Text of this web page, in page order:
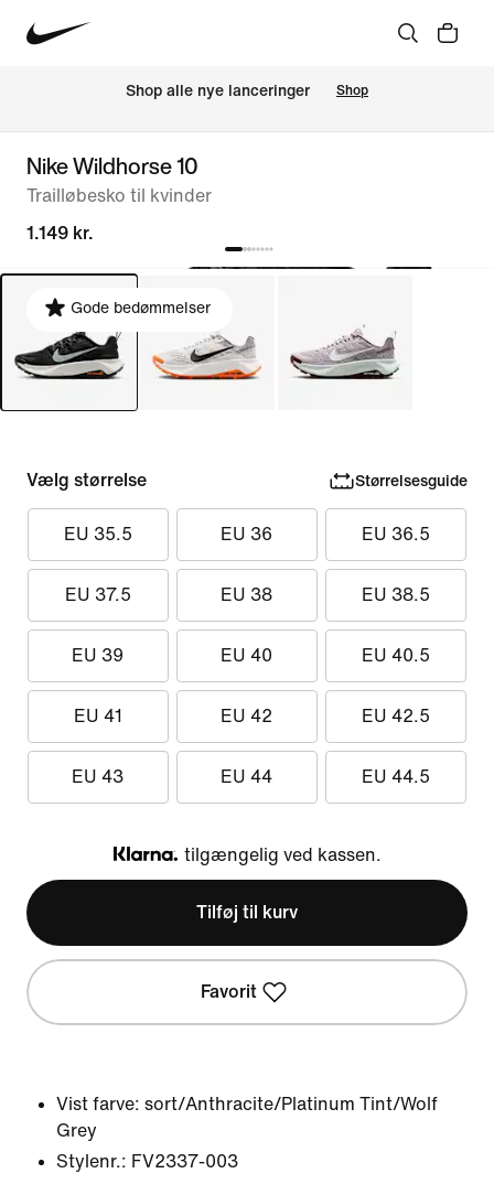
Shop alle nye lanceringer Shop
Nike Wildhorse 10
Trailløbesko til kvinder
1.149 kr.
Gode bedømmelser
Vælg størrelse Størrelsesguide
EU 35.5 EU 36 EU 36.5
EU 37.5 EU 38 EU 38.5
EU 39 EU 40 EU 40.5
EU 41 EU 42 EU 42.5
EU 43 EU 44 EU 44.5
Klarna
tilgængelig ved kassen.
Tilføj til kurv
Favorit
Vist farve: sort/Anthracite/Platinum Tint/Wolf
Grey
Stylenr.: FV2337-003